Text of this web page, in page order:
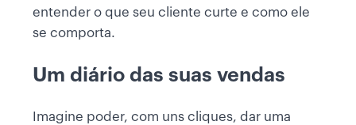
entender o que seu cliente curte e como ele
se comporta.
Um diário das suas vendas
Imagine poder, com uns cliques, dar uma